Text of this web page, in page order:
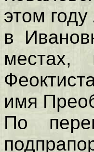
этом
в
местах,
имя
По